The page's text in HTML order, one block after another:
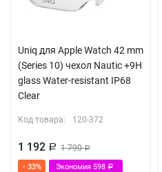
Uniq для Apple Watch 42 mm
(Series 10) чехол Nautic +9H
glass Water-resistant IP68
Clear
Код товара: 120-372
1 192 Р 1 790Р
- 33% Экономия 598 Р